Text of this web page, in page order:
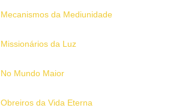
Mecanismos da Mediunidade
Missionários da Luz
No Mundo Maior
Obreiros da Vida Eterna